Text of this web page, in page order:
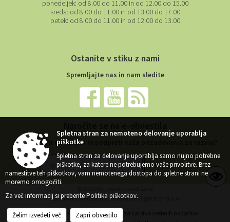
ponedeljek: od 8.00 do 11.00 in od 12.00 do 15.00
sreda: od 8.00 do 11.00 in od 13.00 do 17.00
petek: od 8.00 do 11.00 in od 12.00 do 13.00
Ostanite v stiku z nami
Spremljajte nas in nam sledite
Naročite se na e-obvestila
Želite ostati obveščeni in podpreti naša prizadevanja za razvoj?
Zasnova, izvedba in vzdrževanje: Sigmateh d.o.o.
Splošni pogoji spletne strani
Center za varstvo osebnih podatkov
Spletna stran za nemoteno delovanje uporablja
piškotke
Spletna stran za delovanje uporablja samo nujno potrebne
piškotke, za katere ne potrebujemo vaše privolitve. Brez
namestitve teh piškotkov, vam nemotenega dostopa do spletne strani ne
moremo omogočiti.
Za več informacij si preberitePolitika piškotkov.
Želim izvedeti več Zapri obvestilo